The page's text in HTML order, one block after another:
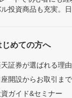
投資商品も充実。
じめての方へ
証券が選ばれる理由
座開設からお取引ま
ガイド&セミナー